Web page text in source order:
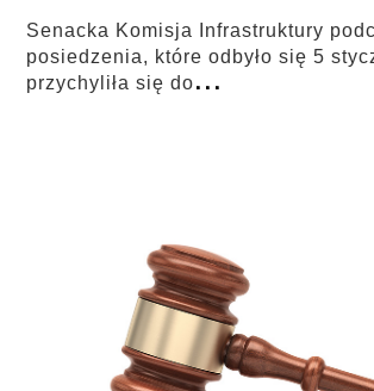
Senacka Komisja Infrastruktury
posiedzenia, które odbyło się 5
przychyliła się do...